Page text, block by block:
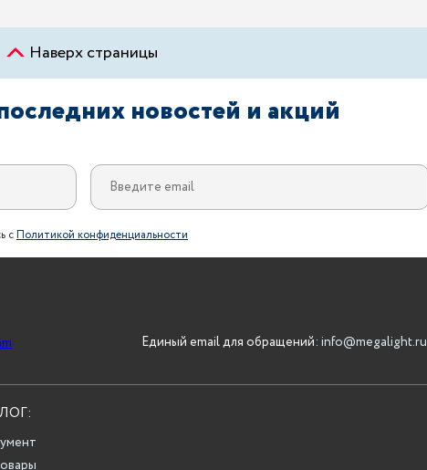
Наверх страницы
новостей и акций
сПолитикой конфиденциальности
Единый email для обращений: info@megalight.ru